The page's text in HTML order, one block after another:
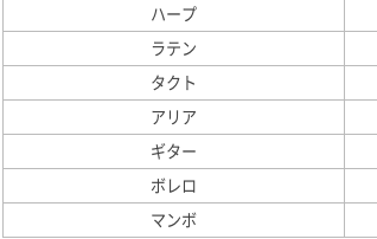
ハープ
ラテン
タクト
アリア
ギター
ボレロ
マンボ